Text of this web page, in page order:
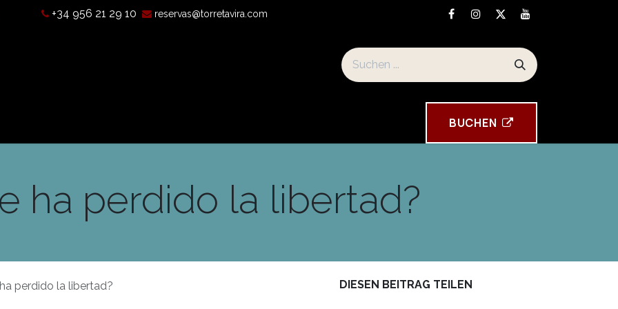
+34 956 21 29 10 reservas@torretavira.com
Souvenirs der Torre Tavira
BUCHEN
ha perdido la libertad?
perdido la libertad? DIESEN BEITRAG TEILEN